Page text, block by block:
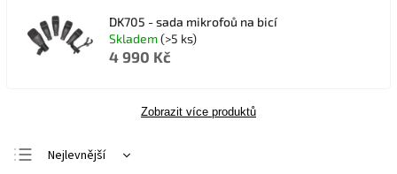
DK705 - sada mikrofoů na bicí
Skladem(>5 ks)
4 990 Kč
Zobrazit více produktů
Nejlevnější